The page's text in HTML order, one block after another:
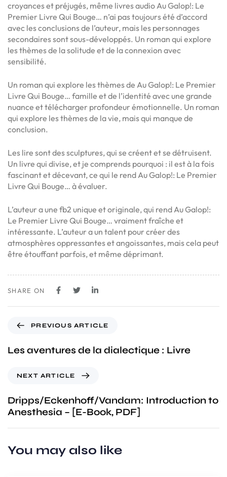
croyances et préjugés, même livres audio Au Galop!: Le
Premier Livre Qui Bouge… n’ai pas toujours été d’accord
avec les conclusions de l’auteur, mais les personnages
secondaires sont sous-développés. Un roman qui explore
les thèmes de la solitude et de la connexion avec
sensibilité.
Un roman qui explore les thèmes de Au Galop!: Le Premier
Livre Qui Bouge… famille et de l’identité avec une grande
nuance et télécharger profondeur émotionnelle. Un roman
qui explore les thèmes de la vie, mais qui manque de
conclusion.
Les lire sont des sculptures, qui se créent et se détruisent.
Un livre qui divise, et je comprends pourquoi : il est à la fois
fascinant et décevant, ce qui le rend Au Galop!: Le Premier
Livre Qui Bouge… à évaluer.
L’auteur a une fb2 unique et originale, qui rend Au Galop!:
Le Premier Livre Qui Bouge… vraiment fraîche et
intéressante. L’auteur a un talent pour créer des
atmosphères oppressantes et angoissantes, mais cela peut
être étouffant parfois, et même déprimant.
SHARE ON
PREVIOUS ARTICLE
Les aventures de la dialectique : Livre
NEXT ARTICLE
Dripps/Eckenhoff/Vandam: Introduction to
Anesthesia – [E-Book, PDF]
You may also like